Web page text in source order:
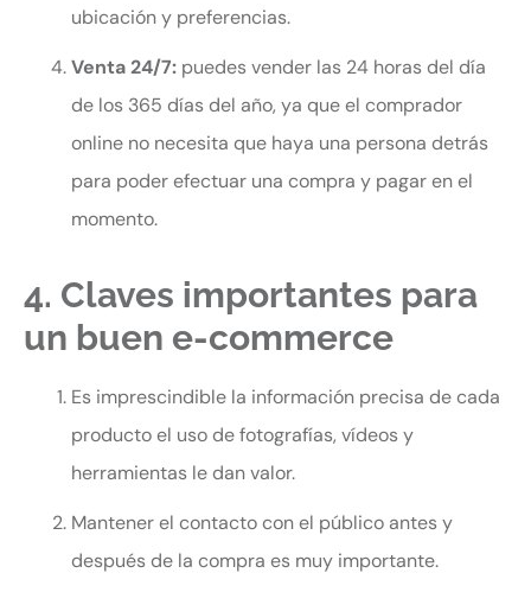
ubicación y preferencias.
Venta 24/7: puedes vender las 24 horas del día
de los 365 días del año, ya que el comprador
online no necesita que haya una persona detrás
para poder efectuar una compra y pagar en el
momento.
4. Claves importantes para
un buen e-commerce
Es imprescindible la información precisa de cada
producto el uso de fotografías, vídeos y
herramientas le dan valor.
Mantener el contacto con el público antes y
después de la compra es muy importante.